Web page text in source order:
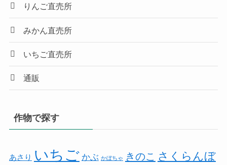
りんご直売所
みかん直売所
いちご直売所
通販
作物で探す
あさり いちご かぶ かぼちゃ きのこ さくらんぼ